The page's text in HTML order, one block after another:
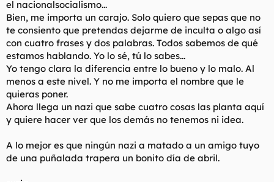
el nacionalsocialismo...
Bien, me importa un carajo. Solo quiero que sepas que no
te consiento que pretendas dejarme de inculta o algo así
con cuatro frases y dos palabras. Todos sabemos de qué
estamos hablando. Yo lo sé, tú lo sabes...
Yo tengo clara la diferencia entre lo bueno y lo malo. Al
menos a este nivel. Y no me importa el nombre que le
quieras poner.
Ahora llega un nazi que sabe cuatro cosas las planta aquí
y quiere hacer ver que los demás no tenemos ni idea.
A lo mejor es que ningún nazi a matado a un amigo tuyo
de una puñalada trapera un bonito día de abril.